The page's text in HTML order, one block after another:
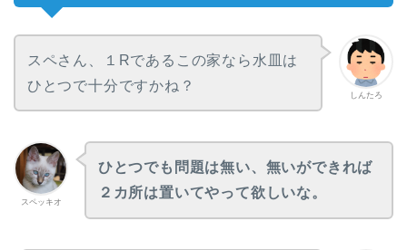
しんたろ
スペさん、１Rであるこの家なら水皿は
ひとつで十分ですかね？
スペッキオ
ひとつでも問題は無い、無いができれば
２カ所は置いてやって欲しいな。